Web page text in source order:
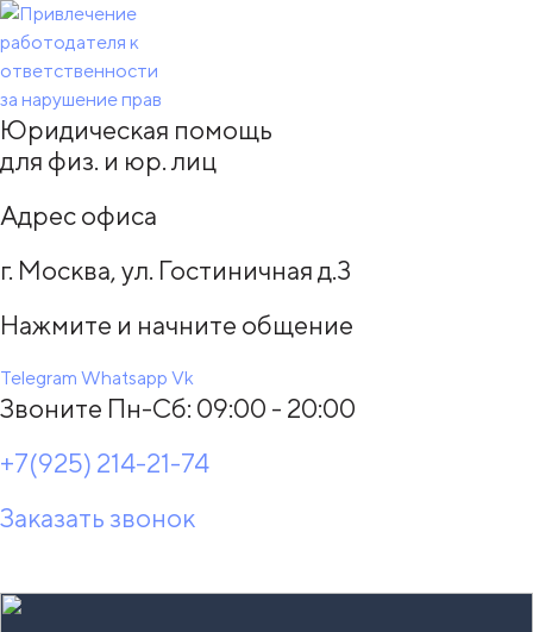
Юридическая помощь
для физ. и юр. лиц
Адрес офиса
г. Москва, ул. Гостиничная д.3
Нажмите и начните общение
Telegram Whatsapp Vk
Звоните Пн-Сб: 09:00 - 20:00
+7(925) 214-21-74
Заказать звонок